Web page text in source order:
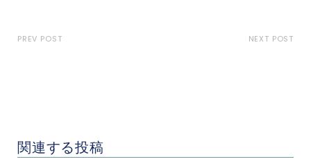
PREV POST NEXT POST
関連する投稿